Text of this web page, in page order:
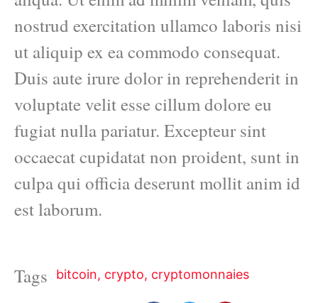
nostrud exercitation ullamco laboris nisi
ut aliquip ex ea commodo consequat.
Duis aute irure dolor in reprehenderit in
voluptate velit esse cillum dolore eu
fugiat nulla pariatur. Excepteur sint
occaecat cupidatat non proident, sunt in
culpa qui officia deserunt mollit anim id
est laborum.
Tags bitcoin, crypto, cryptomonnaies